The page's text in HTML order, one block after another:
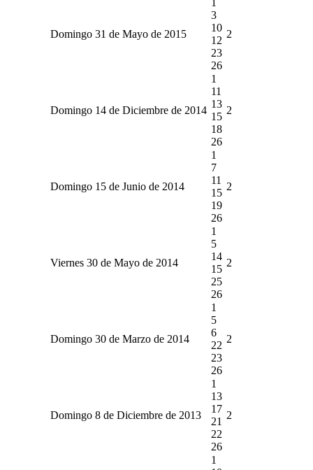
Domingo 31 de Mayo de 2015
3
10
12
23
26
2
Domingo 14 de Diciembre de 2014
1
11
13
15
18
26
2
Domingo 15 de Junio de 2014
1
7
11
15
19
26
2
Viernes 30 de Mayo de 2014
1
5
14
15
25
26
2
Domingo 30 de Marzo de 2014
1
5
6
22
23
26
2
Domingo 8 de Diciembre de 2013
1
13
17
21
22
26
2
1